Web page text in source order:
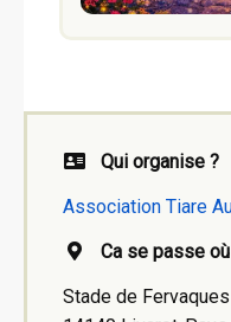
Qui organise ?
Association Tiare
Ca se passe
Stade de